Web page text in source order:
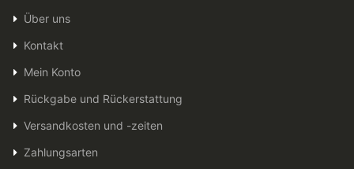
Über uns
Kontakt
Mein Konto
Rückgabe und Rückerstattung
Versandkosten und -zeiten
Zahlungsarten